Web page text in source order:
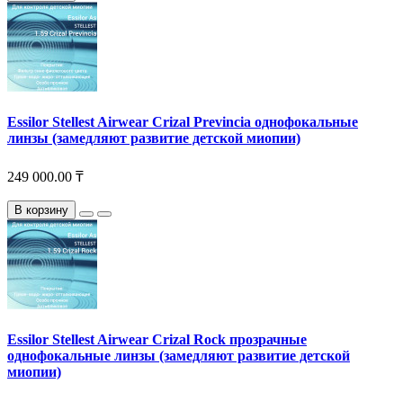
Essilor Stellest Airwear Crizal Previncia однофокальные
линзы (замедляют развитие детской миопии)
249 000.00 ₸
В корзину
Essilor Stellest Airwear Crizal Rock прозрачные
однофокальные линзы (замедляют развитие детской
миопии)